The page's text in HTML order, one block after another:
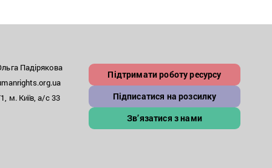
Падірякова
м. Київ, а/с 33
Підтримати роботу ресурсу
Підписатися на розсилку
Зв’язатися з нами